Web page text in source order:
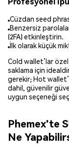
Cüzdan seed
Benzersiz
(2FA) etkinleştirin.
İlk olarak küçük
Cold wallet’lar özel
saklama için
gerekir; Hot
dahil, güvenilir
uygun seçeneği
Phemex'te
Ne